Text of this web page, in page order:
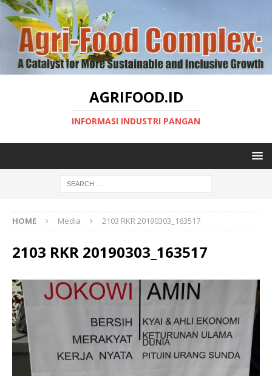
AGRIFOOD.ID
INFORMASI INDUSTRI PANGAN
HOME Media 2103 RKR 20190303_163517
2103 RKR 20190303_163517